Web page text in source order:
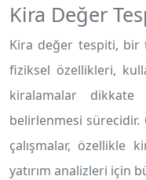
Kira Değer
Kira değer tespiti, bir
fiziksel özellikleri,
kiralamalar dikkate
belirlenmesi sürecidir.
çalışmalar, özellikle
yatırım analizleri için